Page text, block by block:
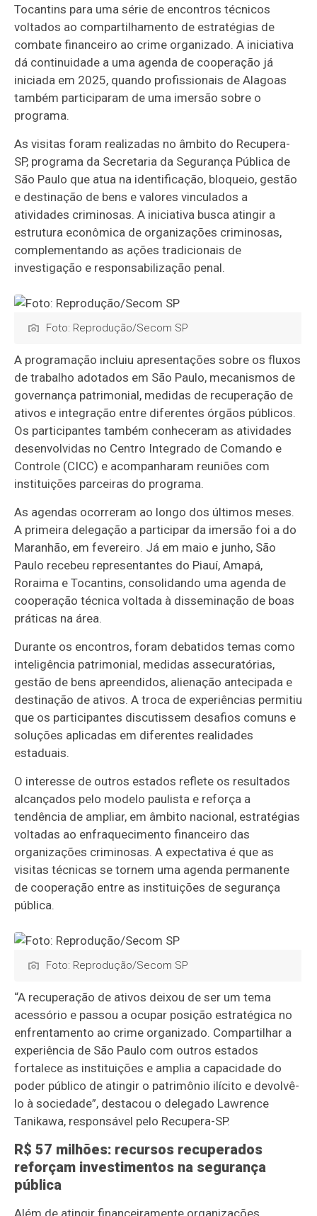
Tocantins para uma série de encontros técnicos
voltados ao compartilhamento de estratégias de
combate financeiro ao crime organizado. A iniciativa
dá continuidade a uma agenda de cooperação já
iniciada em 2025, quando profissionais de Alagoas
também participaram de uma imersão sobre o
programa.
As visitas foram realizadas no âmbito do Recupera-
SP, programa da Secretaria da Segurança Pública de
São Paulo que atua na identificação, bloqueio, gestão
e destinação de bens e valores vinculados a
atividades criminosas. A iniciativa busca atingir a
estrutura econômica de organizações criminosas,
complementando as ações tradicionais de
investigação e responsabilização penal.
Foto: Reprodução/Secom SP
A programação incluiu apresentações sobre os fluxos
de trabalho adotados em São Paulo, mecanismos de
governança patrimonial, medidas de recuperação de
ativos e integração entre diferentes órgãos públicos.
Os participantes também conheceram as atividades
desenvolvidas no Centro Integrado de Comando e
Controle (CICC) e acompanharam reuniões com
instituições parceiras do programa.
As agendas ocorreram ao longo dos últimos meses.
A primeira delegação a participar da imersão foi a do
Maranhão, em fevereiro. Já em maio e junho, São
Paulo recebeu representantes do Piauí, Amapá,
Roraima e Tocantins, consolidando uma agenda de
cooperação técnica voltada à disseminação de boas
práticas na área.
Durante os encontros, foram debatidos temas como
inteligência patrimonial, medidas assecuratórias,
gestão de bens apreendidos, alienação antecipada e
destinação de ativos. A troca de experiências permitiu
que os participantes discutissem desafios comuns e
soluções aplicadas em diferentes realidades
estaduais.
O interesse de outros estados reflete os resultados
alcançados pelo modelo paulista e reforça a
tendência de ampliar, em âmbito nacional, estratégias
voltadas ao enfraquecimento financeiro das
organizações criminosas. A expectativa é que as
visitas técnicas se tornem uma agenda permanente
de cooperação entre as instituições de segurança
pública.
Foto: Reprodução/Secom SP
“A recuperação de ativos deixou de ser um tema
acessório e passou a ocupar posição estratégica no
enfrentamento ao crime organizado. Compartilhar a
experiência de São Paulo com outros estados
fortalece as instituições e amplia a capacidade do
poder público de atingir o patrimônio ilícito e devolvê-
lo à sociedade”, destacou o delegado Lawrence
Tanikawa, responsável pelo Recupera-SP.
R$ 57 milhões: recursos recuperados
reforçam investimentos na segurança
pública